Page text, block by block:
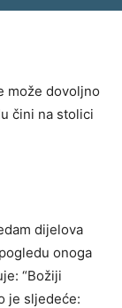
može dovoljno
čini na stolici
dijelova
onoga
“Božiji
je sljedeće: